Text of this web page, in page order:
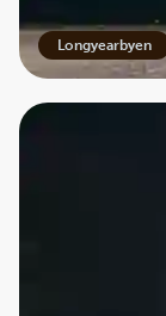
Longyearbyen